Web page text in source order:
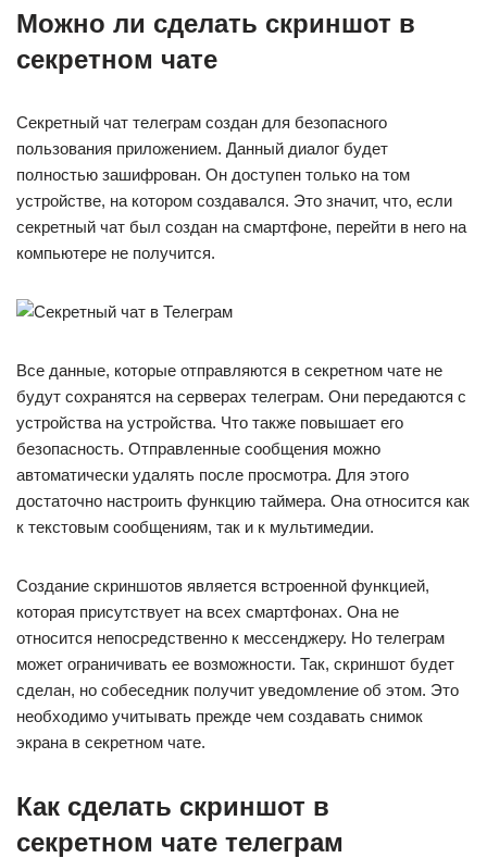
Можно ли сделать скриншот в
секретном чате
Секретный чат телеграм создан для безопасного
пользования приложением. Данный диалог будет
полностью зашифрован. Он доступен только на том
устройстве, на котором создавался. Это значит, что, если
секретный чат был создан на смартфоне, перейти в него на
компьютере не получится.
Все данные, которые отправляются в секретном чате не
будут сохранятся на серверах телеграм. Они передаются с
устройства на устройства. Что также повышает его
безопасность. Отправленные сообщения можно
автоматически удалять после просмотра. Для этого
достаточно настроить функцию таймера. Она относится как
к текстовым сообщениям, так и к мультимедии.
Создание скриншотов является встроенной функцией,
которая присутствует на всех смартфонах. Она не
относится непосредственно к мессенджеру. Но телеграм
может ограничивать ее возможности. Так, скриншот будет
сделан, но собеседник получит уведомление об этом. Это
необходимо учитывать прежде чем создавать снимок
экрана в секретном чате.
Как сделать скриншот в
секретном чате телеграм